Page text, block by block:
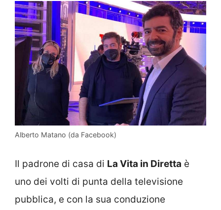
Alberto Matano (da Facebook)
Il padrone di casa di La Vita in Diretta è
uno dei volti di punta della televisione
pubblica, e con la sua conduzione